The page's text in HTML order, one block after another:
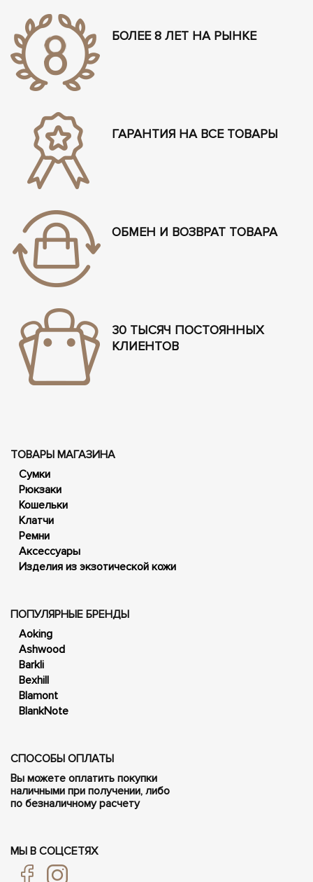
БОЛЕЕ 8 ЛЕТ НА РЫНКЕ
ГАРАНТИЯ НА ВСЕ ТОВАРЫ
ОБМЕН И ВОЗВРАТ ТОВАРА
30 ТЫСЯЧ ПОСТОЯННЫХ
КЛИЕНТОВ
ТОВАРЫ МАГАЗИНА
Сумки
Рюкзаки
Кошельки
Клатчи
Ремни
Аксессуары
Изделия из экзотической кожи
ПОПУЛЯРНЫЕ БРЕНДЫ
Aoking
Ashwood
Barkli
Bexhill
Blamont
BlankNote
СПОСОБЫ ОПЛАТЫ
Вы можете оплатить покупки
наличными при получении, либо
по безналичному расчету
МЫ В СОЦСЕТЯХ